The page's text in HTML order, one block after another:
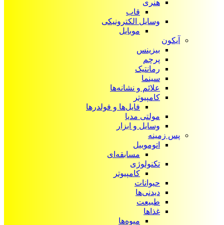
هنری
قاب
وسایل الکترونیکی
موبایل
آیکون‌
بیزینس
پرچم
رمانتیک
سینما
علائم و نشانه‌ها
کامپیوتر
فایل‌ها و فولدرها
مولتی مدیا
وسایل و ابزار
پس زمینه
اتوموبیل
مسابقه‌ای
تکنولوژی
کامپیوتر
حیوانات
دیدنی‌ها
طبیعت
غذاها
میوه‌ها